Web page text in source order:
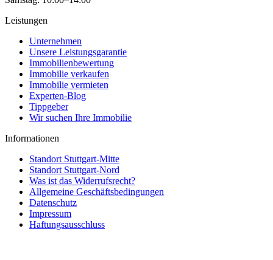
Leistungen
Unternehmen
Unsere Leistungsgarantie
Immobilienbewertung
Immobilie verkaufen
Immobilie vermieten
Experten-Blog
Tippgeber
Wir suchen Ihre Immobilie
Informationen
Standort Stuttgart-Mitte
Standort Stuttgart-Nord
Was ist das Widerrufsrecht?
Allgemeine Geschäftsbedingungen
Datenschutz
Impressum
Haftungsausschluss